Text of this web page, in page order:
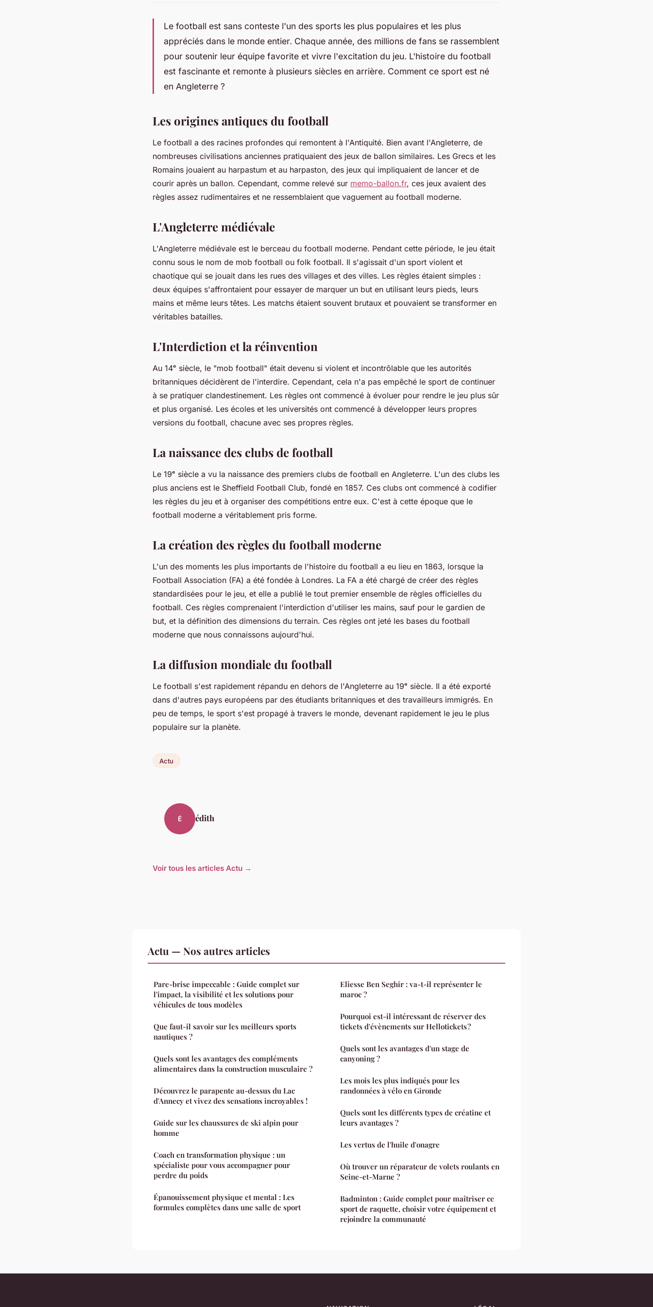
Le football est sans conteste l'un des sports les plus populaires et les plus
appréciés dans le monde entier. Chaque année, des millions de fans se rassemblent
pour soutenir leur équipe favorite et vivre l'excitation du jeu. L'histoire du football
est fascinante et remonte à plusieurs siècles en arrière. Comment ce sport est né
en Angleterre ?
Les origines antiques du football
Le football a des racines profondes qui remontent à l'Antiquité. Bien avant l'Angleterre, de
nombreuses civilisations anciennes pratiquaient des jeux de ballon similaires. Les Grecs et les
Romains jouaient au harpastum et au harpaston, des jeux qui impliquaient de lancer et de
courir après un ballon. Cependant, comme relevé sur memo-ballon.fr, ces jeux avaient des
règles assez rudimentaires et ne ressemblaient que vaguement au football moderne.
L'Angleterre médiévale
L'Angleterre médiévale est le berceau du football moderne. Pendant cette période, le jeu était
connu sous le nom de mob football ou folk football. Il s'agissait d'un sport violent et
chaotique qui se jouait dans les rues des villages et des villes. Les règles étaient simples :
deux équipes s'affrontaient pour essayer de marquer un but en utilisant leurs pieds, leurs
mains et même leurs têtes. Les matchs étaient souvent brutaux et pouvaient se transformer en
véritables batailles.
L'Interdiction et la réinvention
Au 14ᵉ siècle, le "mob football" était devenu si violent et incontrôlable que les autorités
britanniques décidèrent de l'interdire. Cependant, cela n'a pas empêché le sport de continuer
à se pratiquer clandestinement. Les règles ont commencé à évoluer pour rendre le jeu plus sûr
et plus organisé. Les écoles et les universités ont commencé à développer leurs propres
versions du football, chacune avec ses propres règles.
La naissance des clubs de football
Le 19ᵉ siècle a vu la naissance des premiers clubs de football en Angleterre. L'un des clubs les
plus anciens est le Sheffield Football Club, fondé en 1857. Ces clubs ont commencé à codifier
les règles du jeu et à organiser des compétitions entre eux. C'est à cette époque que le
football moderne a véritablement pris forme.
La création des règles du football moderne
L'un des moments les plus importants de l'histoire du football a eu lieu en 1863, lorsque la
Football Association (FA) a été fondée à Londres. La FA a été chargé de créer des règles
standardisées pour le jeu, et elle a publié le tout premier ensemble de règles officielles du
football. Ces règles comprenaient l'interdiction d'utiliser les mains, sauf pour le gardien de
but, et la définition des dimensions du terrain. Ces règles ont jeté les bases du football
moderne que nous connaissons aujourd'hui.
La diffusion mondiale du football
Le football s'est rapidement répandu en dehors de l'Angleterre au 19ᵉ siècle. Il a été exporté
dans d'autres pays européens par des étudiants britanniques et des travailleurs immigrés. En
peu de temps, le sport s'est propagé à travers le monde, devenant rapidement le jeu le plus
populaire sur la planète.
Actu
É édith
Voir tous les articles Actu →
Actu — Nos autres articles
Pare-brise impeccable : Guide complet sur
l'impact, la visibilité et les solutions pour
véhicules de tous modèles
Que faut-il savoir sur les meilleurs sports
nautiques ?
Quels sont les avantages des compléments
alimentaires dans la construction musculaire ?
Découvrez le parapente au-dessus du Lac
d'Annecy et vivez des sensations incroyables !
Guide sur les chaussures de ski alpin pour
homme
Coach en transformation physique : un
spécialiste pour vous accompagner pour
perdre du poids
Épanouissement physique et mental : Les
formules complètes dans une salle de sport
Eliesse Ben Seghir : va-t-il représenter le
maroc ?
Pourquoi est-il intéressant de réserver des
tickets d'évènements sur Hellotickets ?
Quels sont les avantages d'un stage de
canyoning ?
Les mois les plus indiqués pour les
randonnées à vélo en Gironde
Quels sont les différents types de créatine et
leurs avantages ?
Les vertus de l'huile d'onagre
Où trouver un réparateur de volets roulants en
Seine-et-Marne ?
Badminton : Guide complet pour maîtriser ce
sport de raquette, choisir votre équipement et
rejoindre la communauté